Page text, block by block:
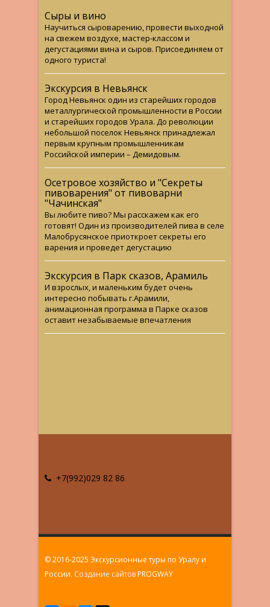
Сыры и вино
Научиться сыроварению, провести выходной
на свежем воздухе, мастер-классом и
дегустациями вина и сыров. Присоединяем от
одного туриста!
Экскурсия в Невьянск
Город Невьянск один из старейших городов
металлургической промышленности в России
и старейших городов Урала. До революции
небольшой поселок Невьянск принадлежал
первым крупным промышленникам
Российской империи – Демидовым.
Осетровое хозяйство и "Секреты
пивоварения" от пивоварни
"Чачинская"
Вы любите пиво? Мы расскажем как его
готовят! Один из производителей пива в селе
Малобрусянское приоткроет секреты его
варения и проведет дегустацию
Экскурсия в Парк сказов, Арамиль
И взрослых, и маленьким будет очень
интересно побывать г.Арамили,
анимационная программа в Парке сказов
оставит незабываемые впечатления
+7(992)029 82 86
© 2016-2025 Экскурсионные туры по Уралу и
России. Создание сайтовPROGWAY